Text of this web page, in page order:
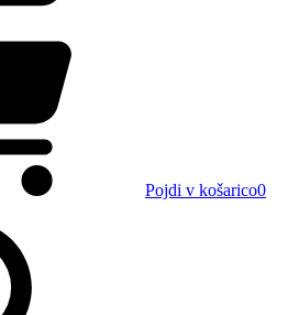
Pojdi v košarico0